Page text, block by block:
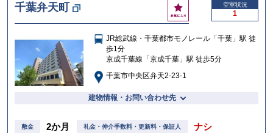
千葉弁天町
お
気
入
空室状況
1
JR総武線・千葉都市モノレール「千葉」駅 徒
歩1分
京成千葉線「京成千葉」駅 徒歩5分
千葉市中央区弁天2-23-1
建物情報・お問い合わせ先
敷金 2か月 礼金・仲介手数料・更新料・保証人 ナシ